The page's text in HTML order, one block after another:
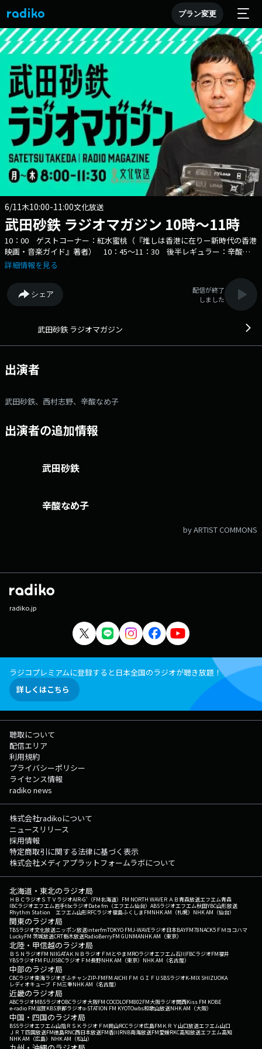
プラン変更
6/11木10:00-11:00文化放送
武田砂鉄 ラジオマガジン 10時～11時
10：00 ゲストコーナー：紅水蜜桃（『推しは香港に在りー新時代の香港
映画・音楽ガイド』著者） 10：45～11：30 後半レギュラー：辛酸な
め子（漫画家・コラムニスト） 大事なことから大事じゃなさそうなこ
rm_joqr Xハッシュタグ： #ラジオマガジン メール：rm@joqr.net
番組メールフォーム： https://form.joqr.co.jp/@rm916 X（旧
Twitter）ハッシュタグは「#ラジオマガジン」 X（旧Twitter）ページは
事なことから大事じゃなさそうなことまで・・・ライター武田砂鉄が”あ
ュタグは「#文化放送」 文化放送公式facebookページは
「https://www.facebook.com/1134joqr」 文化放送公式LINEは
詳細情報を見る
シェア
配信が終了
しました
武田砂鉄 ラジオマガジン
出演者
武田砂鉄、西村志野、辛酸なめ子
出演者の追加情報
武田砂鉄
辛酸なめ子
by ARTIST COMMONS
radiko.jp
ラジコプレミアムに登録すると日本全国のラジオが聴き放題！
詳しくはこちら
聴取について
配信エリア
利用規約
プライバシーポリシー
ライセンス情報
radiko news
株式会社radikoについて
ニュースリリース
採用情報
特定商取引に関する法律に基づく表示
株式会社メディアプラットフォームラボについて
北海道・東北のラジオ局
ＨＢＣラジオＳＴＶラジオAIR-G'（FM北海道） FM NORTH WAVEＲＡＢ青森放送エフエム青森
IBCラジオエフエム岩手tbcラジオDate fm（エフエム仙台） ABSラジオエフエム秋田YBC山形放送
Rhythm Station エフエム山形RFCラジオ福島ふくしまFMNHK AM（札幌） NHK AM（仙台）
関東のラジオ局
TBSラジオ文化放送ニッポン放送interfmTOKYO FMJ-WAVEラジオ日本BAYFM78NACK5 ＦＭヨコハマ
LuckyFM 茨城放送CRT栃木放送RadioBerryFM GUNMANHK AM（東京）
北陸・甲信越のラジオ局
ＢＳＮラジオFM NIIGATAＫＮＢラジオ ＦＭとやまMROラジオエフエム石川FBCラジオFM福井
YBSラジオFM FUJISBCラジオ ＦＭ長野NHK AM（東京） NHK AM（名古屋）
中部のラジオ局
CBCラジオ東海ラジオぎふチャンZIP-FMFM AICHI ＦＭ ＧＩＦＵ SBSラジオK-MIX SHIZUOKA
レディオキューブ ＦＭ三重NHK AM（名古屋）
近畿のラジオ局
ABCラジオMBSラジオOBCラジオ大阪FM COCOLOFM802FM大阪ラジオ関西Kiss FM KOBE
e-radio FM滋賀KBS京都ラジオα-STATION FM KYOTOwbs和歌山放送NHK AM（大阪）
中国・四国のラジオ局
BSSラジオエフエム山陰ＲＳＫラジオ ＦＭ岡山RCCラジオ広島FM ＫＲＹ山口放送エフエム山口
ＪＲＴ四国放送FM徳島RNC西日本放送FM香川RNB南海放送FM愛媛RKC高知放送エフエム高知
NHK AM（広島） NHK AM（松山）